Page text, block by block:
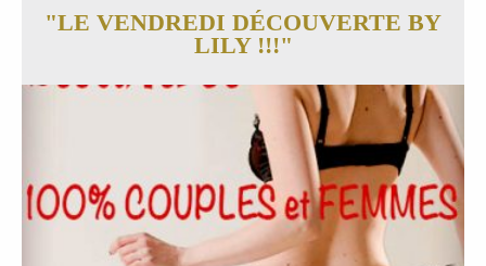
"LE VENDREDI DÉCOUVERTE BY
LILY !!!"